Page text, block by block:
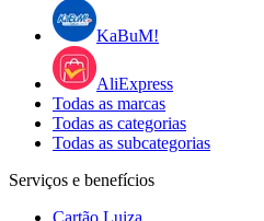
KaBuM!
AliExpress
Todas as marcas
Todas as categorias
Todas as subcategorias
Serviços e benefícios
Cartão Luiza